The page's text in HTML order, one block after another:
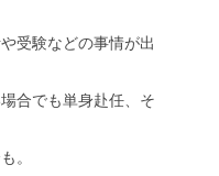
受験などの事情が出
合でも単身赴任、そ
。